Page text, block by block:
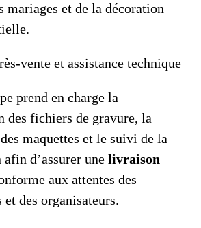
mariages et de la décoration
vente et assistance technique
prend en charge la
des fichiers de gravure, la
maquettes et le suivi de la
d’assurer une livraison
aux attentes des
et des organisateurs.